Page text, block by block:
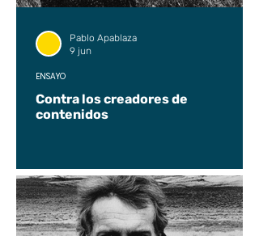
Contra los creadores de
contenidos
ENSAYO
Pablo Apablaza
9 jun